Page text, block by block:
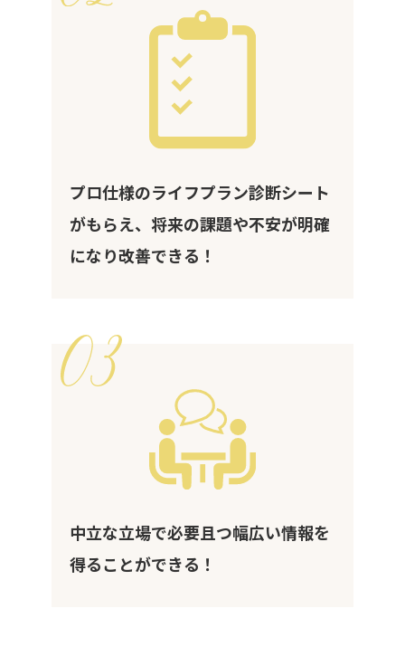
プロ仕様のライフプラン診断シート
がもらえ、将来の課題や不安が明確
になり改善できる！
中立な立場で必要且つ幅広い情報を
得ることができる！